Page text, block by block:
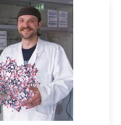
für die Zukunft
ein Link zur
Newsletters